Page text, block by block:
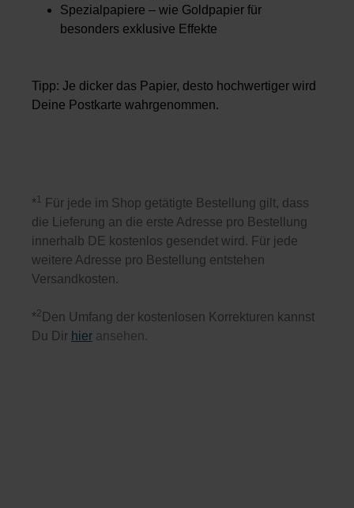
Spezialpapiere – wie Goldpapier für
besonders exklusive Effekte
Tipp: Je dicker das Papier, desto hochwertiger wird
Deine Postkarte wahrgenommen.
*1
Für jede im Shop getätigte Bestellung gilt, dass
die Lieferung an die erste Adresse pro Bestellung
innerhalb DE kostenlos gesendet wird. Für jede
weitere Adresse pro Bestellung entstehen
Versandkosten.
*2 Den Umfang der kostenlosen Korrekturen kannst
Du Dir hier ansehen.